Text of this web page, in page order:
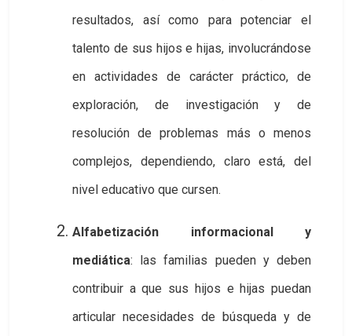
resultados, así como para potenciar el
talento de sus hijos e hijas, involucrándose
en actividades de carácter práctico, de
exploración, de investigación y de
resolución de problemas más o menos
complejos, dependiendo, claro está, del
nivel educativo que cursen.
Alfabetización informacional y
mediática: las familias pueden y deben
contribuir a que sus hijos e hijas puedan
articular necesidades de búsqueda y de